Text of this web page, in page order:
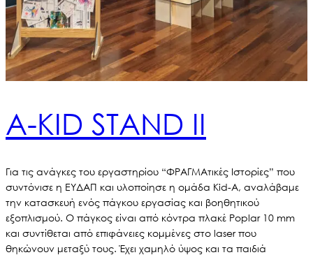
Α-KID STAND II
Για τις ανάγκες του εργαστηρίου “ΦΡΑΓΜΑτικές Ιστορίες” που
συντόνισε η ΕΥΔΑΠ και υλοποίησε η ομάδα Kid-A, αναλάβαμε
την κατασκευή ενός πάγκου εργασίας και βοηθητικού
εξοπλισμού. Ο πάγκος είναι από κόντρα πλακέ Poplar 10 mm
και συντίθεται από επιφάνειες κομμένες στο laser που
θηκώνουν μεταξύ τους. Έχει χαμηλό ύψος και τα παιδιά